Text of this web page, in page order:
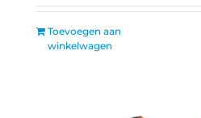
Toevoegen aan
winkelwagen